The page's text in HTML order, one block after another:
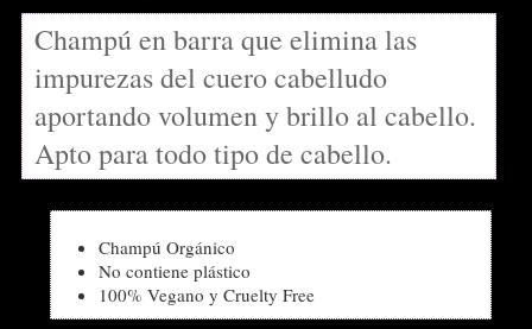
Champú en barra que elimina las
impurezas del cuero cabelludo
aportando volumen y brillo al cabello.
Apto para todo tipo de cabello.
Champú Orgánico
No contiene plástico
100% Vegano y Cruelty Free